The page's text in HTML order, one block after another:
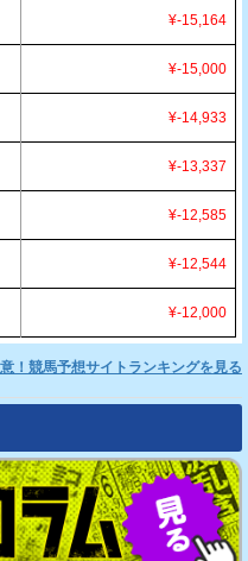
¥-15,164
¥-15,000
¥-14,933
¥-13,337
¥-12,585
¥-12,544
¥-12,000
！競馬予想サイトランキングを見る